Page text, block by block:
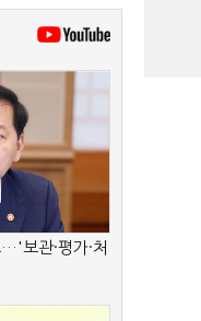
보관·평가·처